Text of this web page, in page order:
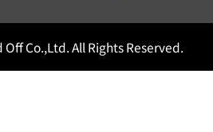
Co.,Ltd. All Rights Reserved.